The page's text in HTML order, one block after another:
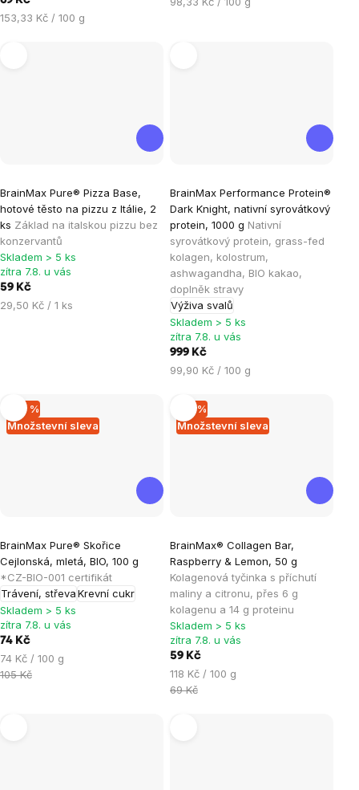
Měrná
153,33 Kč / 100 g
BrainMax Pure® Pizza Base,
hotové těsto na pizzu z Itálie, 2
ks Základ na italskou pizzu bez
konzervantů
hodnocení
produktu
je
5,0
z
Skladem > 5 ks
zítra 7.8. u vás
59 Kč
Měrná
29,50 Kč / 1 ks
BrainMax Performance Protein®
Dark Knight, nativní syrovátkový
protein, 1000 g Nativní
syrovátkový protein, grass-fed
kolagen, kolostrum,
ashwagandha, BIO kakao,
doplněk stravy
Výživa svalů
hodnocení
produktu
je
4,9
z
5
hvězdiček.
Skladem > 5 ks
zítra 7.8. u vás
999 Kč
Měrná
99,90 Kč / 100 g
Množstevní sleva
–29 %
BrainMax Pure® Skořice
Cejlonská, mletá, BIO, 100 g
*CZ-BIO-001 certifikát
Trávení, střevaKrevní cukr
hodnocení
produktu
je
5,0
z
hvězdiček.
Skladem > 5 ks
zítra 7.8. u vás
74 Kč
Měrná
cena:
74 Kč / 100 g
105 Kč
Množstevní sleva
–14 %
BrainMax® Collagen Bar,
Raspberry & Lemon, 50 g
Kolagenová tyčinka s příchutí
maliny a citronu, přes 6 g
kolagenu a 14 g proteinu
hodnocení
produktu
je
5,0
z
5
hvězdiček.
Skladem > 5 ks
zítra 7.8. u vás
59 Kč
Měrná
cena:
118 Kč / 100 g
69 Kč